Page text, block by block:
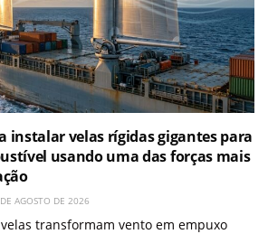
instalar velas rígidas gigantes para
usando uma das forças mais
AGOSTO DE 2026
transformam vento em empuxo